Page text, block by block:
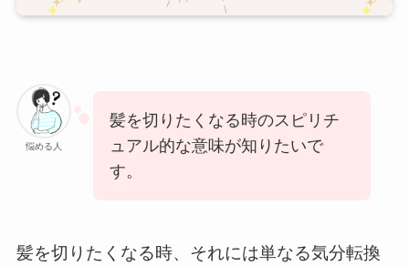
悩める人
髪を切りたくなる時のスピリチ
ュアル的な意味が知りたいで
す。
髪を切りたくなる時、それには単なる気分転換